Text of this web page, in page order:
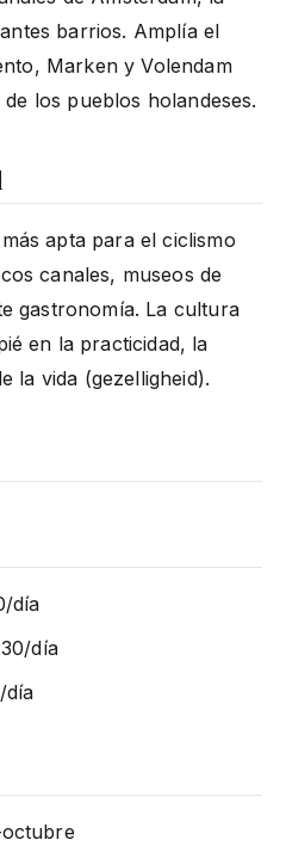
barrios. Amplía el
Marken y Volendam
los pueblos holandeses.
apta para el ciclismo
canales, museos de
gastronomía. La cultura
en la practicidad, la
la vida (gezelligheid).
día
día
día